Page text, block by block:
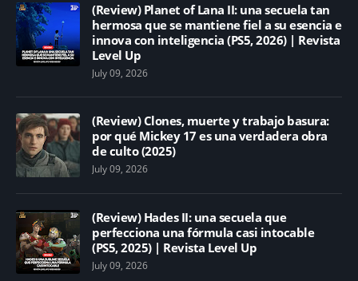
(Review) Planet of Lana II: una secuela tan
hermosa que se mantiene fiel a su esencia e
innova con inteligencia (PS5, 2026) | Revista
Level Up
July 09, 2026
(Review) Clones, muerte y trabajo basura:
por qué Mickey 17 es una verdadera obra
de culto (2025)
July 09, 2026
(Review) Hades II: una secuela que
perfecciona una fórmula casi intocable
(PS5, 2025) | Revista Level Up
July 09, 2026